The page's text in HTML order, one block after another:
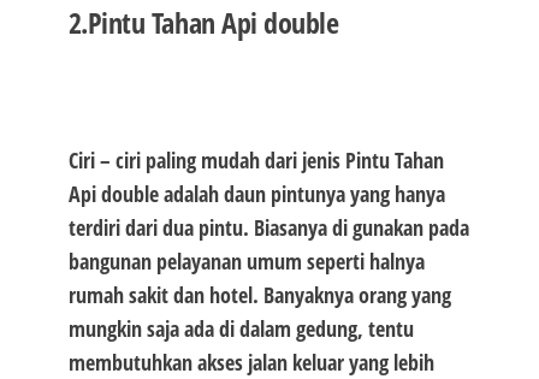
2.Pintu Tahan Api double
Ciri – ciri paling mudah dari jenis Pintu Tahan
Api double adalah daun pintunya yang hanya
terdiri dari dua pintu. Biasanya di gunakan pada
bangunan pelayanan umum seperti halnya
rumah sakit dan hotel. Banyaknya orang yang
mungkin saja ada di dalam gedung, tentu
membutuhkan akses jalan keluar yang lebih